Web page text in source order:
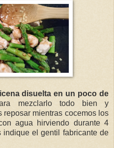
disuelta en un poco de
mezclarlo todo bien y
mientras cocemos los
agua hirviendo durante 4
el gentil fabricante de